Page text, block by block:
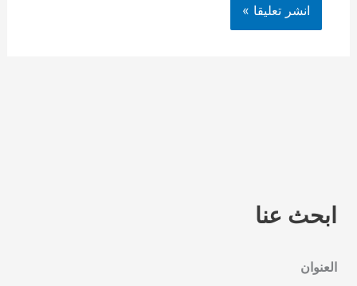
ابحث عنا
العنوان